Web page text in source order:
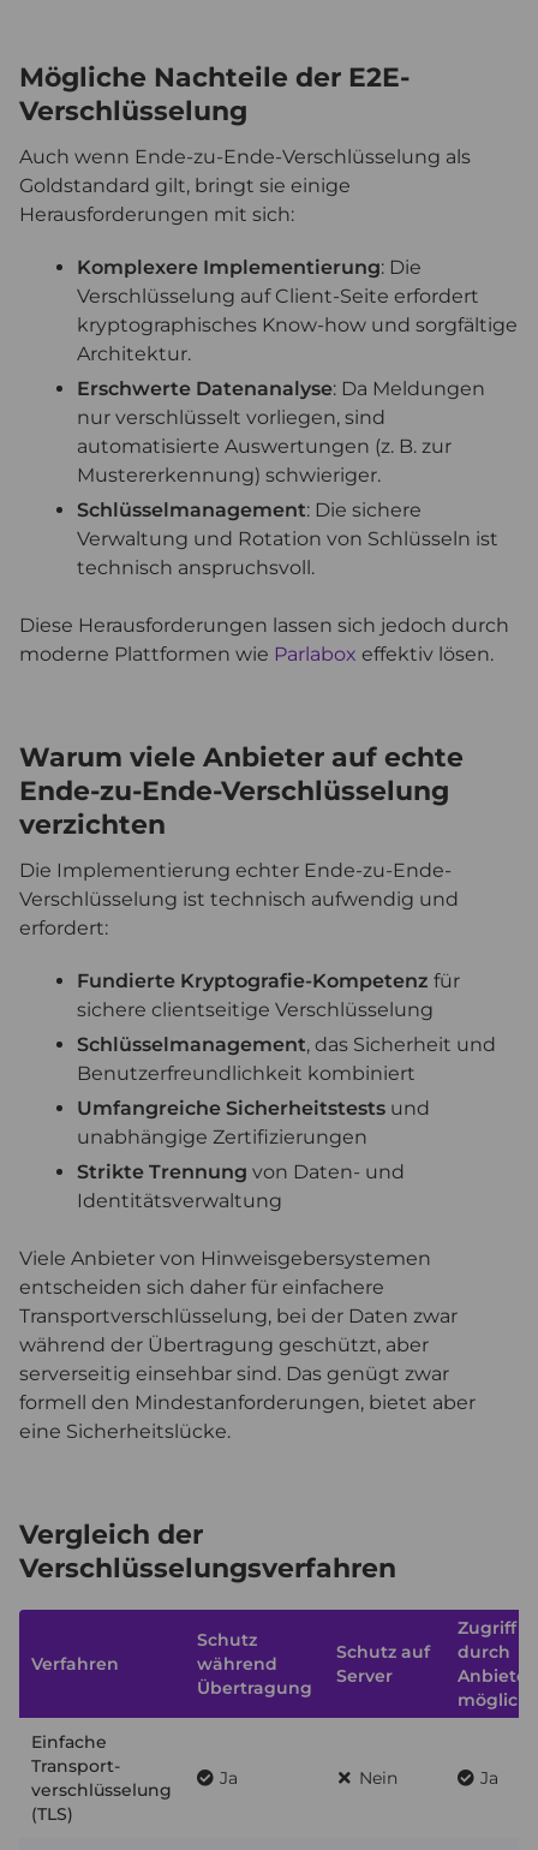
Mögliche Nachteile der E2E-
Verschlüsselung
Auch wenn Ende-zu-Ende-Verschlüsselung als
Goldstandard gilt, bringt sie einige
Herausforderungen mit sich:
Komplexere Implementierung: Die
Verschlüsselung auf Client-Seite erfordert
kryptographisches Know-how und sorgfältige
Architektur.
Erschwerte Datenanalyse: Da Meldungen
nur verschlüsselt vorliegen, sind
automatisierte Auswertungen (z. B. zur
Mustererkennung) schwieriger.
Schlüsselmanagement: Die sichere
Verwaltung und Rotation von Schlüsseln ist
technisch anspruchsvoll.
Diese Herausforderungen lassen sich jedoch durch
moderne Plattformen wie Parlabox effektiv lösen.
Warum viele Anbieter auf echte
Ende-zu-Ende-Verschlüsselung
verzichten
Die Implementierung echter Ende-zu-Ende-
Verschlüsselung ist technisch aufwendig und
erfordert:
Fundierte Kryptografie-Kompetenz für
sichere clientseitige Verschlüsselung
Schlüsselmanagement, das Sicherheit und
Benutzerfreundlichkeit kombiniert
Umfangreiche Sicherheitstests und
unabhängige Zertifizierungen
Strikte Trennung von Daten- und
Identitätsverwaltung
Viele Anbieter von Hinweisgebersystemen
entscheiden sich daher für einfachere
Transportverschlüsselung, bei der Daten zwar
während der Übertragung geschützt, aber
serverseitig einsehbar sind. Das genügt zwar
formell den Mindestanforderungen, bietet aber
eine Sicherheitslücke.
Vergleich der
Verschlüsselungsverfahren
Verfahren
Schutz
während
Übertragung
Schutz auf
Server
Zugriff
durch
Anbieter
möglich?
Einfache
Transport­
verschlüsselung
(TLS)
Ja Nein Ja